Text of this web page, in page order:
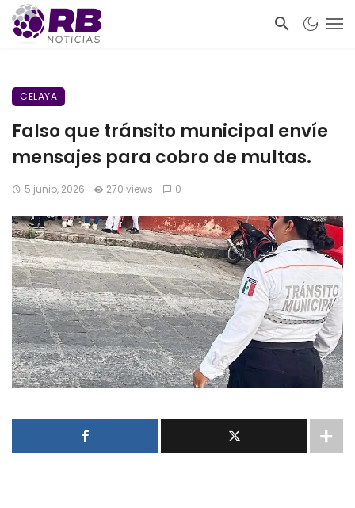
CELAYA
Falso que tránsito municipal envíe
mensajes para cobro de multas.
5 junio, 2026 270 views 0